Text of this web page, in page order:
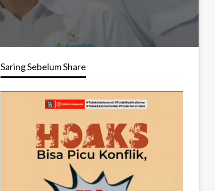
Saring Sebelum Share